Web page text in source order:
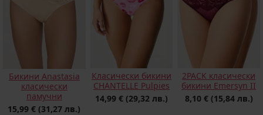
Бикини Anastasia
класически
памучни
15,99 € (31,27 лв.)
Класически бикини
CHANTELLE Pulpies
14,99 € (29,32 лв.)
2PACK класически
бикини Emersyn II
8,10 € (15,84 лв.)